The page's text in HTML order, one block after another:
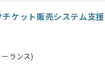
チケット販売システム支
ランス)